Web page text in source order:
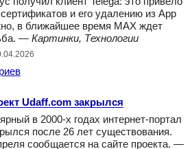
и его удалению из App
в ближайшее время MAX ждет
— Картинки, Технологии
Udaff.com закрылся
в 2000-х годах интернет-портал
после 26 лет существования.
сообщается на сайте проекта. —